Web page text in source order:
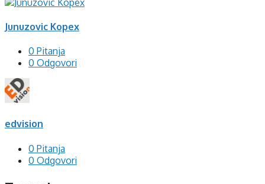
Junuzovic Kopex
0 Pitanja
0 Odgovori
edvision
0 Pitanja
0 Odgovori